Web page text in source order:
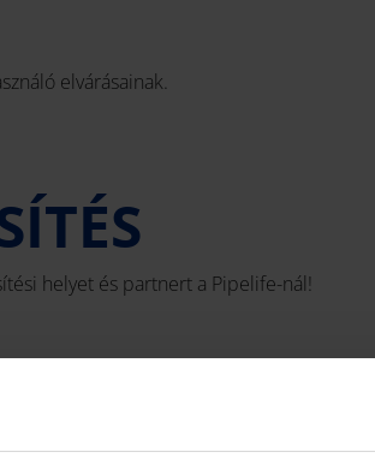
elvárásainak.
helyet és partnert a Pipelife-nál!